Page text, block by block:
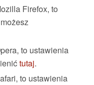
Firefox, to
to ustawienia
tutaj.
to ustawienia